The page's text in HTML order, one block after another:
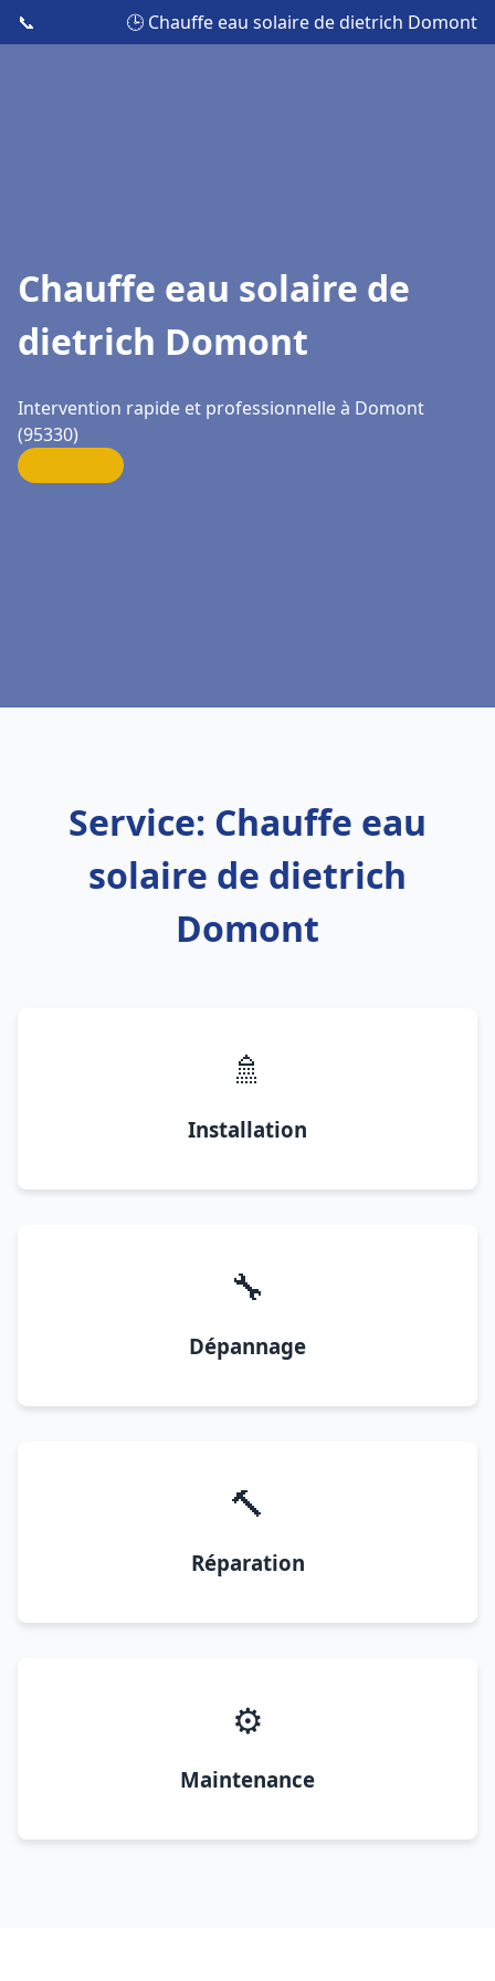
📞 🕒 Chauffe eau solaire de dietrich Domont
Chauffe eau solaire de
dietrich Domont
Intervention rapide et professionnelle à Domont
(95330)
Service: Chauffe eau
solaire de dietrich
Domont
🚿
Installation
🔧
Dépannage
🔨
Réparation
⚙️
Maintenance